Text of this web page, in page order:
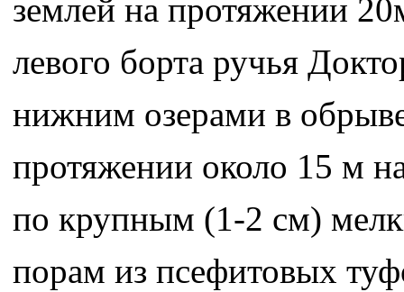
землей на протяжении
левого борта ручья
нижним озерами в
протяжении около 15 м
по крупным (1-2 см)
порам из псефитовых